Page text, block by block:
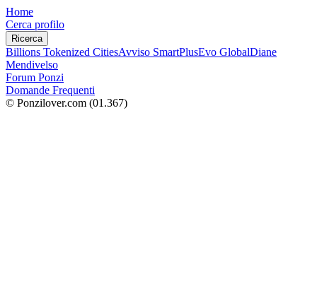
Home
Cerca profilo
Ricerca
Billions Tokenized CitiesAvviso SmartPlusEvo GlobalDiane
Mendivelso
Forum Ponzi
Domande Frequenti
© Ponzilover.com (01.367)